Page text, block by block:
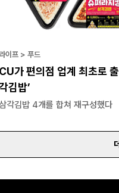
라이프 > 푸드
CU가 편의점 업계 최초로
김밥’
각김밥 4개를 합쳐 재구성했다